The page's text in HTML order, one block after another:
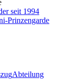
seit 1994
Prinzengarde
Abteilung